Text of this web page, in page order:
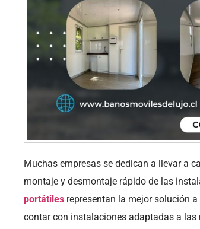
Muchas empresas se dedican a llevar a
montaje y desmontaje rápido de las
portátiles representan la mejor solución
contar con instalaciones adaptadas a las